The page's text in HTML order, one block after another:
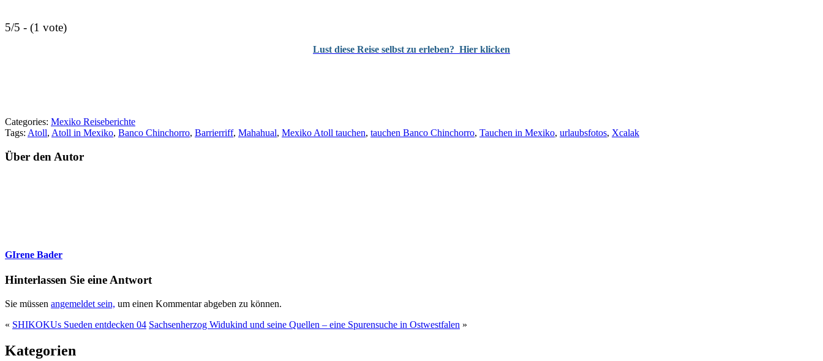
5/5 - (1 vote)
Lust diese Reise selbst zu erleben? Hier klicken
Categories: Mexiko Reiseberichte
Tags: Atoll, Atoll in Mexiko, Banco Chinchorro, Barrierriff, Mahahual, Mexiko Atoll tauchen, tauchen Banco Chinchorro, Tauchen in Mexiko, urlaubsfotos, Xcalak
Über den Autor
GIrene Bader
Hinterlassen Sie eine Antwort
Sie müssen angemeldet sein, um einen Kommentar abgeben zu können.
« SHIKOKUs Sueden entdecken 04 Sachsenherzog Widukind und seine Quellen – eine Spurensuche in Ostwestfalen »
Kategorien